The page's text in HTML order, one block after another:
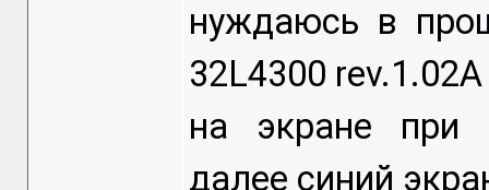
нуждаюсь в
32L4300 rev.1.02A
на экране при
далее синий